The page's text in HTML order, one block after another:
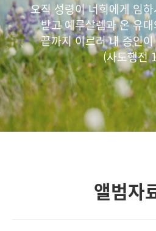
오직 성령이 너희에게 임
받고 예루살렘과 온 유
끝까지 이르러 내 증인
(사도행전
앨범자